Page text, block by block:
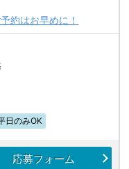
約はお早めに！
日のみOK
応募フォーム